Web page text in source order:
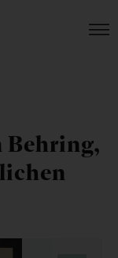
Behring,